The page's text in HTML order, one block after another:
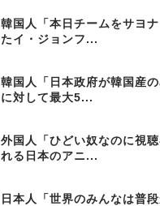
韓国人「本日チームをサヨ
たイ・ジョンフ...
韓国人「日本政府が韓国産
に対して最大5...
外国人「ひどい奴なのに視
れる日本のアニ...
日本人「世界のみんなは普